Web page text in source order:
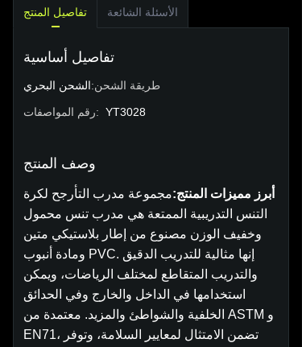
تفاصيل المنتج الأسئلة الشائعة
تفاصيل أساسية
طريقة الشحن:الشحن البحري
رقم المواصفات: YT3028
وصف المنتج
أبرز مميزات المنتج:مجموعة مدرب التأرجح لكرة
التنس التدريبية الممتعة هي مدرب تنس محمول
وخفيف الوزن مصنوع من إطار بلاستيكي متين
ومادة أنبوب PVC. إنها مثالية للتدريب الدقيق
والتدريب المتقاطع لمختلف الرياضات، ويمكن
استخدامها في الداخل والخارج وفي الحدائق
الخلفية والشواطئ والمزيد. معتمدة من ASTM و
EN71، تضمن الامتثال لمعايير السلامة، وتوفر